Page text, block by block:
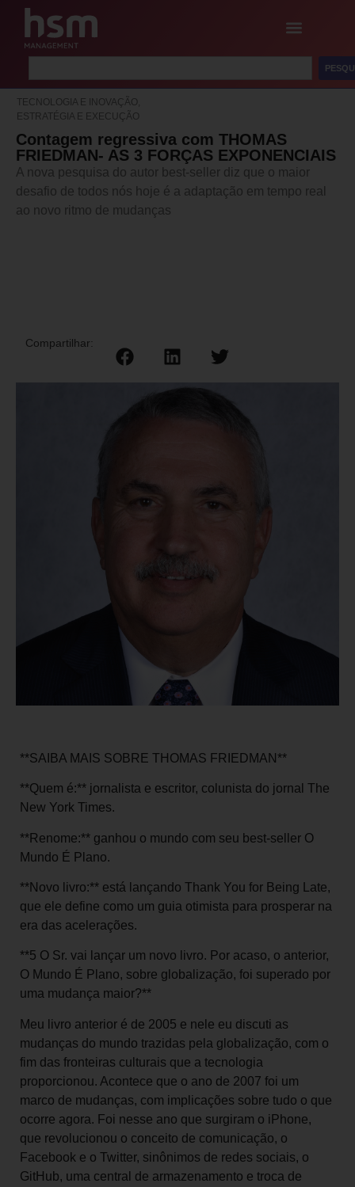
TECNOLOGIA E INOVAÇÃO,
ESTRATÉGIA E EXECUÇÃO
Contagem regressiva com THOMAS
FRIEDMAN- AS 3 FORÇAS EXPONENCIAIS
A nova pesquisa do autor best-seller diz que o maior
desafio de todos nós hoje é a adaptação em tempo real
ao novo ritmo de mudanças
Compartilhar:
**SAIBA MAIS SOBRE THOMAS FRIEDMAN**
**Quem é:** jornalista e escritor, colunista do jornal The
New York Times.
**Renome:** ganhou o mundo com seu best-seller O
Mundo É Plano.
**Novo livro:** está lançando Thank You for Being Late,
que ele define como um guia otimista para prosperar na
era das acelerações.
**5 O Sr. vai lançar um novo livro. Por acaso, o anterior,
O Mundo É Plano, sobre globalização, foi superado por
uma mudança maior?**
Meu livro anterior é de 2005 e nele eu discuti as
mudanças do mundo trazidas pela globalização, com o
fim das fronteiras culturais que a tecnologia
proporcionou. Acontece que o ano de 2007 foi um
marco de mudanças, com implicações sobre tudo o que
ocorre agora. Foi nesse ano que surgiram o iPhone,
que revolucionou o conceito de comunicação, o
Facebook e o Twitter, sinônimos de redes sociais, o
GitHub, uma central de armazenamento e troca de